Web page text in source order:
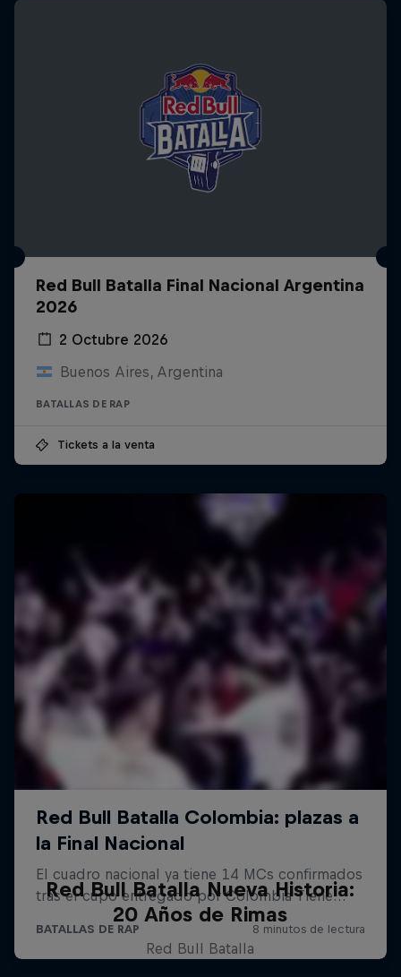
Red Bull Batalla Final Nacional Argentina
2026
2 Octubre 2026
Buenos Aires, Argentina
BATALLAS DE RAP
Tickets a la venta
Red Bull Batalla Nueva Historia:
20 Años de Rimas
Red Bull Batalla